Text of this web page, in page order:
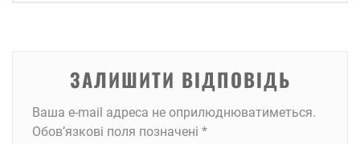
ЗАЛИШИТИ ВІДПОВІДЬ
Ваша e-mail адреса не оприлюднюватиметься.
Обов’язкові поля позначені *